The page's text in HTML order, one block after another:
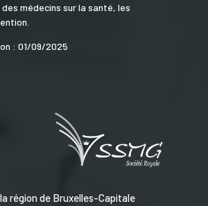
médecins sur la santé, les
: 01/09/2025
région de Bruxelles-Capitale